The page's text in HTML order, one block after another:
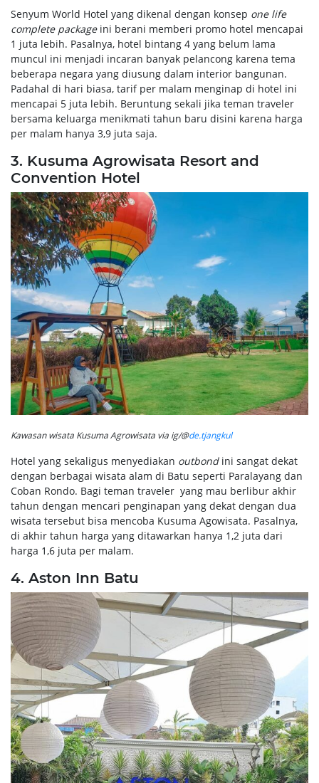
Senyum World Hotel yang dikenal dengan konsep one life
complete package ini berani memberi promo hotel mencapai
1 juta lebih. Pasalnya, hotel bintang 4 yang belum lama
muncul ini menjadi incaran banyak pelancong karena tema
beberapa negara yang diusung dalam interior bangunan.
Padahal di hari biasa, tarif per malam menginap di hotel ini
mencapai 5 juta lebih. Beruntung sekali jika teman traveler
bersama keluarga menikmati tahun baru disini karena harga
per malam hanya 3,9 juta saja.
3. Kusuma Agrowisata Resort and
Convention Hotel
Kawasan wisata Kusuma Agrowisata via ig/@de.tjangkul
Hotel yang sekaligus menyediakan outbondini sangat dekat
dengan berbagai wisata alam di Batu seperti Paralayang dan
Coban Rondo. Bagi teman traveler yang mau berlibur akhir
tahun dengan mencari penginapan yang dekat dengan dua
wisata tersebut bisa mencoba Kusuma Agowisata. Pasalnya,
di akhir tahun harga yang ditawarkan hanya 1,2 juta dari
harga 1,6 juta per malam.
4. Aston Inn Batu